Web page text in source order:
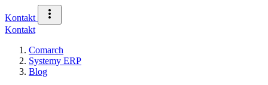
Kontakt
Kontakt
Comarch
Systemy ERP
Blog